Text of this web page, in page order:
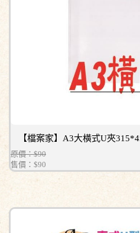
【檔案家】A3大橫式U夾
原價：$90
售價： $90